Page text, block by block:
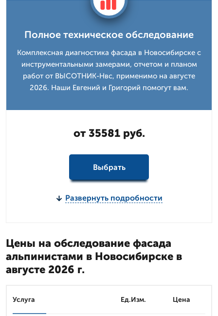
Полное техническое обследование
Комплексная диагностика фасада в Новосибирске с
инструментальными замерами, отчетом и планом
работ от ВЫСОТНИК-Нвс, применимо на августе
2026. Наши Евгений и Григорий помогут вам.
от 35581 руб.
Выбрать
Развернуть подробности
Цены на обследование фасада
альпинистами в Новосибирске в
августе 2026 г.
Услуга Ед.Изм. Цена